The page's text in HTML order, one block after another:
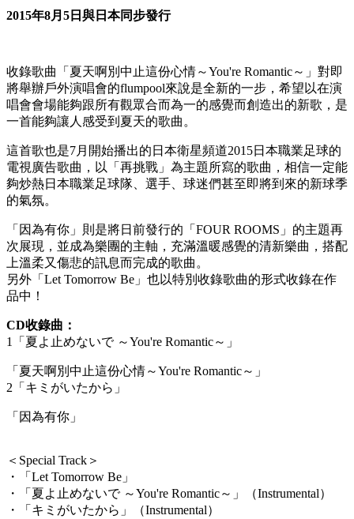
2015年8月5日與日本同步發行
收錄歌曲「夏天啊別中止這份心情～You're Romantic～」對即
將舉辦戶外演唱會的flumpool來說是全新的一步，希望以在演
唱會會場能夠跟所有觀眾合而為一的感覺而創造出的新歌，是
一首能夠讓人感受到夏天的歌曲。
這首歌也是7月開始播出的日本衛星頻道2015日本職業足球的
電視廣告歌曲，以「再挑戰」為主題所寫的歌曲，相信一定能
夠炒熱日本職業足球隊、選手、球迷們甚至即將到來的新球季
的氣氛。
「因為有你」則是將日前發行的「FOUR ROOMS」的主題再
次展現，並成為樂團的主軸，充滿溫暖感覺的清新樂曲，搭配
上溫柔又傷悲的訊息而完成的歌曲。
另外「Let Tomorrow Be」也以特別收錄歌曲的形式收錄在作
品中！
CD收錄曲：
1「夏よ止めないで ～You're Romantic～」
「夏天啊別中止這份心情～You're Romantic～」
2「キミがいたから」
「因為有你」
＜Special Track＞
・「Let Tomorrow Be」
・「夏よ止めないで ～You're Romantic～」（Instrumental）
・「キミがいたから」（Instrumental）